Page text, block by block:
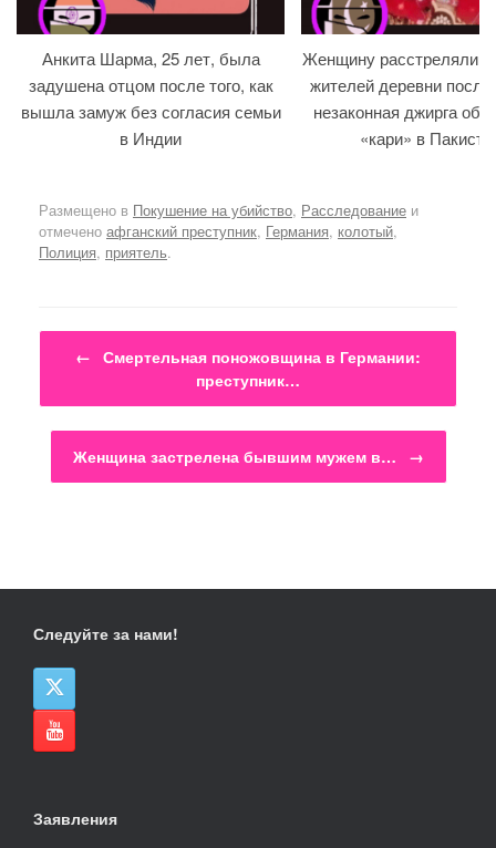
Анкита Шарма, 25 лет, была
задушена отцом после того, как
вышла замуж без согласия семьи
в Индии
Женщину расстреляли
жителей деревни после
незаконная джирга
«кари» в
Размещено в Покушение на убийство, Расследование и
отмечено афганский преступник, Германия, колотый,
Полиция, приятель.
Навигация по записям
← Смертельная поножовщина в Германии:
преступник…
Женщина застрелена бывшим мужем в… →
Следуйте за нами!
Заявления